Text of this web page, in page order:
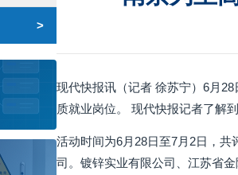
现代快报讯（记者 徐苏宁）6月
质就业岗位。 现代快报记者了解
活动时间为6月28日至7月2日，
司。镀锌实业有限公司、江苏省